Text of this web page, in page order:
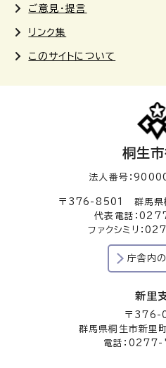
ご意見・提言
リンク集
このサイトについて
桐生
法人番号：
〒376-8501 群馬県
代表電話：
ファクシミリ：
庁舎内
新里
〒376-
群馬県桐生市新里
電話：